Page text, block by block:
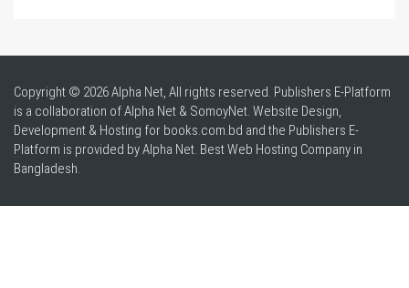
Copyright © 2026 Alpha Net, All rights reserved. Publishers E-Platform
is a collaboration of Alpha Net & SomoyNet. Website Design,
Development & Hosting for books.com.bd and the Publishers E-
Platform is provided by Alpha Net. BestWeb Hosting Company in
Bangladesh.